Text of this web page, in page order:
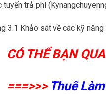
tuyến trả phí
3.1 Khảo sát về các kỹ
CÓ THỂ BẠN
===>>> Thuê